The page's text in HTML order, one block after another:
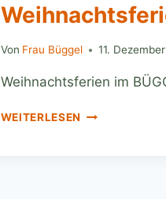
Von Frau Büggel 11.
Weihnachtsferien im
WEITERLESEN